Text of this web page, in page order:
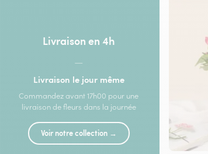
Livraison en 4h
—
Livraison le jour même
Commandez avant 17h00 pour une
livraison de fleurs dans la journée
Voir notre collection →